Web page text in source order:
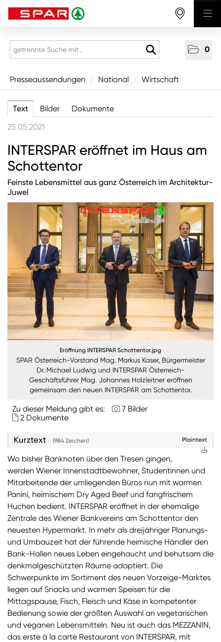
0
Presseaussendungen
Wirtschaft
Produkte
Mitarbeitende & Karriere
CSR/Soziales
Aus den Regionen
Unternehmen
Nachhaltigkeit
ANMELDEN
Sie wollen unsere aktuellen Medienmitteilungen
automatisch per E-Mail erhalten? Dann tragen Sie
einfach Ihre Daten in unseren
Presseverteiler ein
(Bitte beachten Sie, dass der Presseverteiler
ausschließlich für Medienkontakte und nicht für
Privatpersonen gedacht ist):
Zum Presseverteiler
Sie wollen Informationen über aktuelle Aktionen,
Produktneuheiten, attraktive Gewinnspiele uvm.
erhalten? Dann melden Sie sich zum
Newsletteran:
Presseaussendungen / National / Wirtschaft
Text Bilder
Dokumente
25.05.2021
INTERSPAR eröffnet im Haus am
Schottentor
Feinste Lebensmittel aus ganz Österreich im Architektur-
Juwel
Eröffnung INTERSPAR Schottentor.jpg
SPAR Österreich-Vorstand Mag. Markus Kaser, Bürgermeister
Dr. Michael Ludwig und INTERSPAR Österreich-
Geschäftsführer Mag. Johannes Holzleitner eröffnen
gemeinsam den neuen INTERSPAR am Schottentor.
Zu dieser Meldung gibt es:
7 Bilder
2 Dokumente
Kurztext (984 Zeichen) Plaintext
Wo bisher Banknoten über den Tresen gingen,
werden Wiener Innenstadtbewohner, Studentinnen und
Mitarbeitende der umliegenden Büros nun mit warmen
Panini, heimischem Dry Aged Beef und fangfrischem
Huchen bedient. INTERSPAR eröffnet in der ehemalige
Zentrale des Wiener Bankvereins am Schottentor den
neuesten Hypermarkt. In mehr als dreijähriger Planungs-
und Umbauzeit hat der führende heimische Händler den
Bank-Hallen neues Leben eingehaucht und behutsam die
denkmalgeschützten Räume adaptiert. Die
Schwerpunkte im Sortiment des neuen Vorzeige-Marktes
liegen auf Snacks und warmen Speisen für die
Mittagspause, Fisch, Fleisch und Käse in kompetenter
Bedienung sowie der größten Auswahl an vegetarischen
und veganen Lebensmitteln. Neu ist auch das MEZZANIN,
das erste à la carte Restaurant von INTERSPAR, mit